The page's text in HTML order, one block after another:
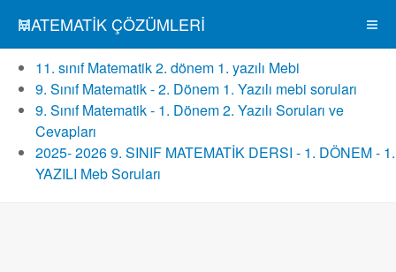
MATEMATIK ÇÖZÜMLERI
11. sınıf Matematik 2. dönem 1. yazılı Mebi
9. Sınıf Matematik - 2. Dönem 1. Yazılı mebi soruları
9. Sınıf Matematik - 1. Dönem 2. Yazılı Soruları ve
Cevapları
2025- 2026 9. SINIF MATEMATİK DERSI - 1. DÖNEM - 1.
YAZILI Meb Soruları